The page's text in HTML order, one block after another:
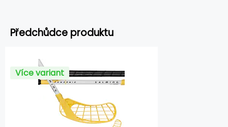
Předchůdce produktu
Více variant